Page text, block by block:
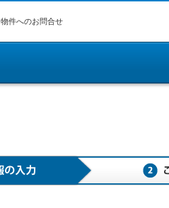
物件へのお問合せ